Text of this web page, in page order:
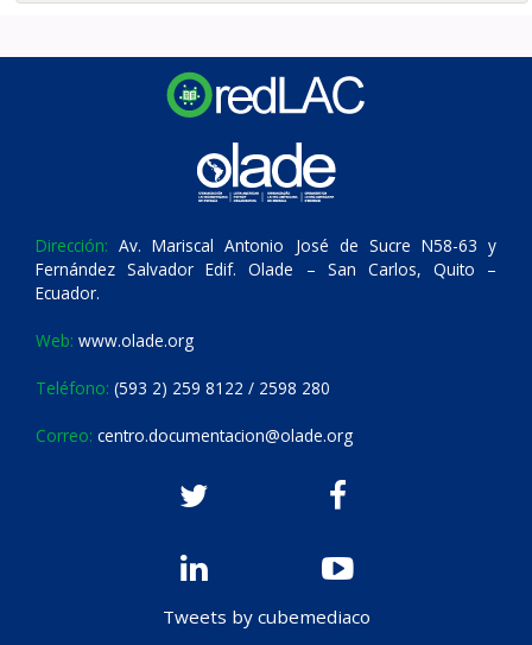
Dirección: Av. Mariscal Antonio José de Sucre N58-63 y
Fernández Salvador Edif. Olade – San Carlos, Quito –
Ecuador.
Web: www.olade.org
Teléfono: (593 2) 259 8122 / 2598 280
Correo: centro.documentacion@olade.org
Tweets by cubemediaco